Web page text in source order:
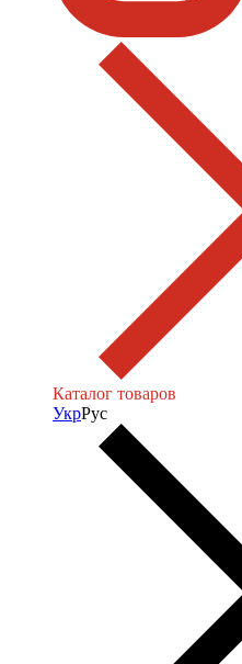
Каталог товаров
УкрРус